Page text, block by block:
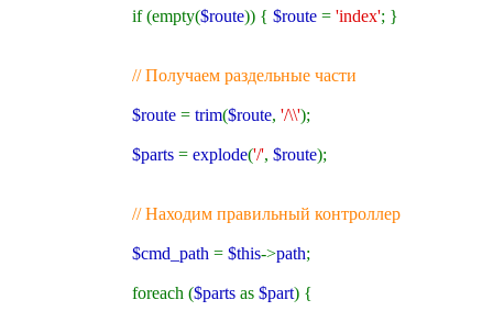
if (empty($route)) { $route = 'index'; }
// Получаем раздельные части
$route = trim($route, '/\\');
$parts = explode('/', $route);
// Находим правильный контроллер
$cmd_path = $this->path;
foreach ($parts as $part) {